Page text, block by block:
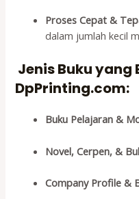
Proses Cepat &
dalam jumlah kecil
Jenis Buku yang
DpPrinting.com:
Buku Pelajaran &
Novel, Cerpen, &
Company Profile &